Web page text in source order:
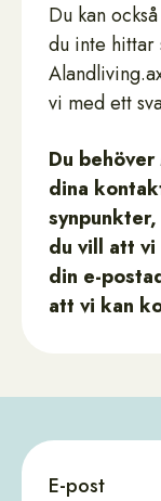
Du kan
du inte
vi med ett
Du behöver
dina
du vill att vi
din e-
att vi kan
E-post